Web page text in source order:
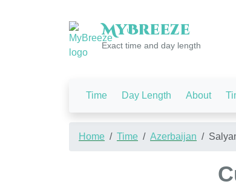
MyBreeze
Exact time and day length
Time Day Length About
Home Time Azerbaijan